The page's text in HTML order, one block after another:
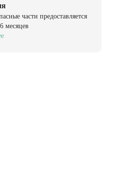
части предоставляется
месяцев